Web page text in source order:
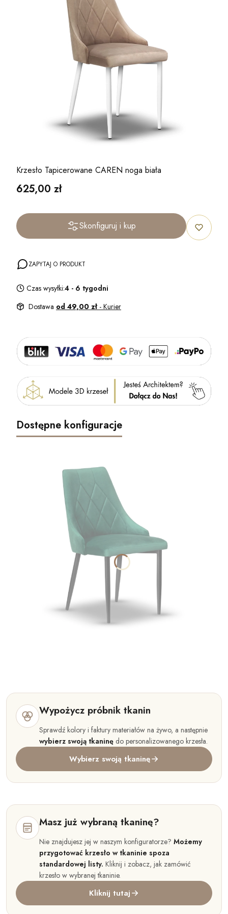
Krzesło Tapicerowane CAREN noga biała
Cena
625,00 zł
Skonfiguruj i kup
ZAPYTAJ O PRODUKT
Czas wysyłki:4 - 6 tygodni
Dostawa od 49,00 zł - Kurier
Dostępne konfiguracje
Wypożycz próbnik tkanin
Sprawdź kolory i faktury materiałów na żywo, a następnie
wybierz swoją tkaninę do personalizowanego krzesła.
Wybierz swoją tkaninę
Masz już wybraną tkaninę?
Nie znajdujesz jej w naszym konfiguratorze? Możemy
przygotować krzesło w tkaninie spoza
standardowej listy. Kliknij i zobacz, jak zamówić
krzesło w wybranej tkaninie.
Kliknij tutaj